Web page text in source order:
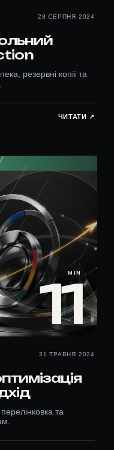
28 СЕРПНЯ 2024
резервні копії та
ЧИТАТИ ↗︎
11
MIN
31 ТРАВНЯ 2024
та